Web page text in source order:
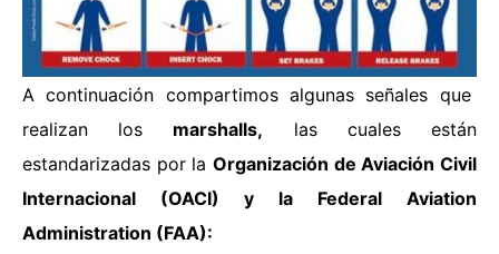
A continuación compartimos algunas señales que
realizan los marshalls, las cuales están
estandarizadas por la Organización de Aviación Civil
Internacional (OACI) y la Federal Aviation
Administration (FAA):